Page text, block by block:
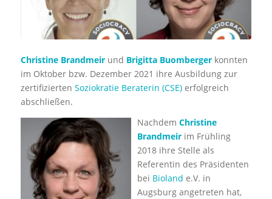
Christine Brandmeir und Brigitta Buombergerkonnten
im Oktober bzw. Dezember 2021 ihre Ausbildung zur
zertifizierten Soziokratie Beraterin (CSE)erfolgreich
abschließen.
Nachdem Christine
Brandmeirim Frühling
2018 ihre Stelle als
Referentin des Präsidenten
bei Bioland e.V. in
Augsburg angetreten hat,